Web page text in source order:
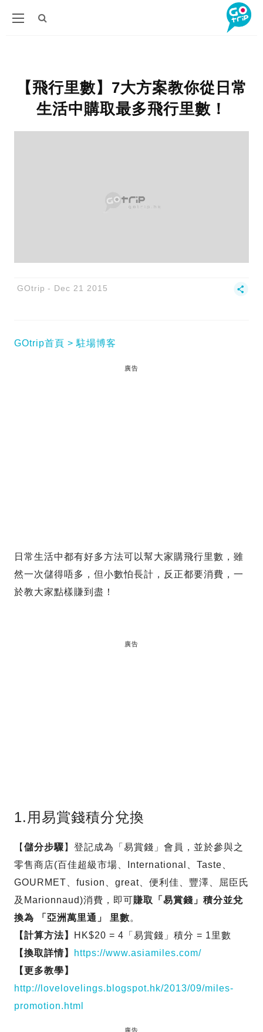
【飛行里數】7大方案教你從日常
生活中購取最多飛行里數！
GOtrip Dec 21 2015
GOtrip首頁 駐場博客
廣告
日常生活中都有好多方法可以幫大家購飛行里數，雖
然一次儲得唔多，但小數怕長計，反正都要消費，一
於教大家點樣賺到盡！
廣告
1.用易賞錢積分兌換
【 儲分步驟 】登記成為「易賞錢」會員，並於參與之
零售商店(百佳超級市場、International、Taste、
GOURMET、fusion、great、便利佳、豐澤、屈臣氏
及Marionnaud)消費，即可賺取「易賞錢」積分並兌
換為 「亞洲萬里通」 里數。
【計算方法】
HK$20 = 4「易賞錢」積分 = 1里數
【換取詳情】
https://www.asiamiles.com/
【更多教學】
http://lovelovelings.blogspot.hk/2013/09/miles-
promotion.html
廣告